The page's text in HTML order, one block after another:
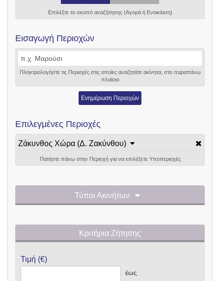
Επιλέξτε το σκοπό αναζήτησης (Αγορά ή Ενοικίαση)
Εισαγωγή Περιοχών
Πληκτρολογήστε τις Περιοχές στις οποίες αναζητάτε ακίνητα, στο παραπάνω
πλαίσιο
Ενημέρωση Περιοχών
Επιλεγμένες Περιοχές
Ζάκυνθος Χώρα (Δ. Ζακύνθου)
Πατήστε πάνω στην Περιοχή για να επιλέξετε Υποπεριοχές
Τύποι Ακινήτων
Κριτήρια Ζήτησης
Τιμή (€)
έως